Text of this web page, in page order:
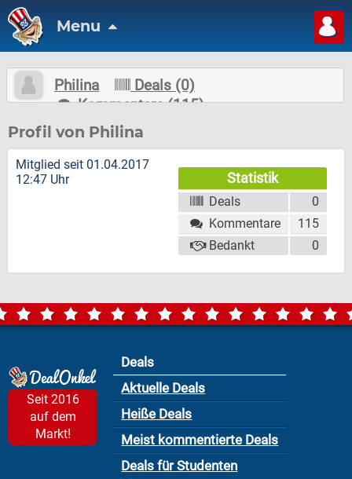
Menu
Philina
Deals (0)
Kommentare (115)
Nachricht schreiben
Profil von Philina
Statistik
Deals
0
Kommentare
115
Bedankt
0
Mitglied seit 01.04.2017
12:47 Uhr
Seit 2016
auf dem
Markt!
Deals
Aktuelle Deals
Heiße Deals
Meist kommentierte Deals
Deals für Studenten